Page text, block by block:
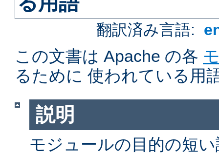
翻訳済み言語:
この文書は Apache の各
るために 使われている用
説明
モジュールの目的の短